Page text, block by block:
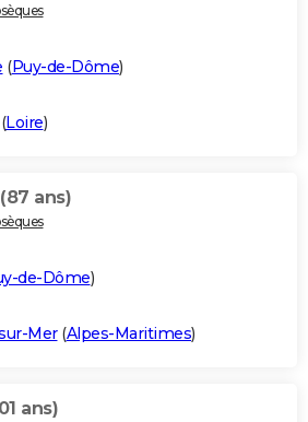
(Puy-de-Dôme)
Loire)
(87 ans)
de-Dôme)
Mer(Alpes-Maritimes)
ans)